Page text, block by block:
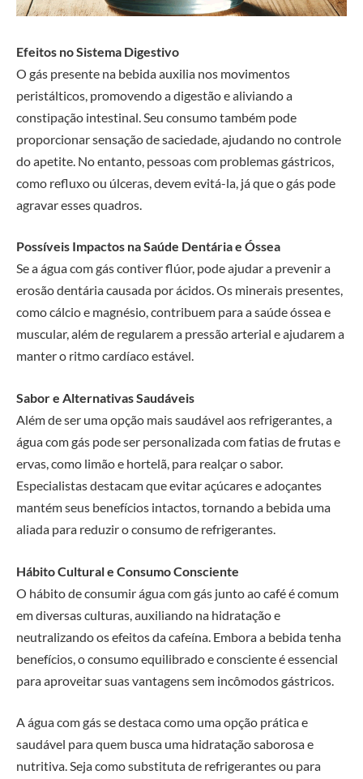
Efeitos no Sistema Digestivo
O gás presente na bebida auxilia nos movimentos
peristálticos, promovendo a digestão e aliviando a
constipação intestinal. Seu consumo também pode
proporcionar sensação de saciedade, ajudando no controle
do apetite. No entanto, pessoas com problemas gástricos,
como refluxo ou úlceras, devem evitá-la, já que o gás pode
agravar esses quadros.
Possíveis Impactos na Saúde Dentária e Óssea
Se a água com gás contiver flúor, pode ajudar a prevenir a
erosão dentária causada por ácidos. Os minerais presentes,
como cálcio e magnésio, contribuem para a saúde óssea e
muscular, além de regularem a pressão arterial e ajudarem a
manter o ritmo cardíaco estável.
Sabor e Alternativas Saudáveis
Além de ser uma opção mais saudável aos refrigerantes, a
água com gás pode ser personalizada com fatias de frutas e
ervas, como limão e hortelã, para realçar o sabor.
Especialistas destacam que evitar açúcares e adoçantes
mantém seus benefícios intactos, tornando a bebida uma
aliada para reduzir o consumo de refrigerantes.
Hábito Cultural e Consumo Consciente
O hábito de consumir água com gás junto ao café é comum
em diversas culturas, auxiliando na hidratação e
neutralizando os efeitos da cafeína. Embora a bebida tenha
benefícios, o consumo equilibrado e consciente é essencial
para aproveitar suas vantagens sem incômodos gástricos.
A água com gás se destaca como uma opção prática e
saudável para quem busca uma hidratação saborosa e
nutritiva. Seja como substituta de refrigerantes ou para